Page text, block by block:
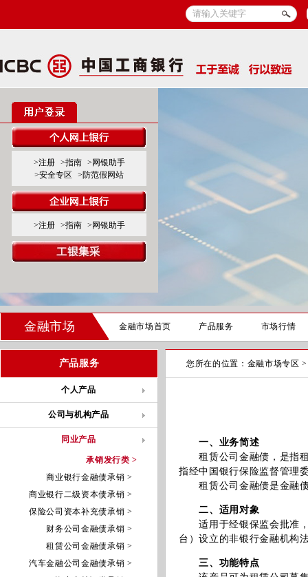
>注册 >指南
>网银助手
>安全专区
>防范假网站
>注册 >指南 >网银助手
金融市场 金融市场首页 产品服务 市场行情
产品服务
个人产品
公司与机构产品
同业产品
承销发行类 >
商业银行金融债承销 >
商业银行二级资本债承销 >
保险公司资本补充债承销 >
财务公司金融债承销 >
租赁公司金融债承销 >
汽车金融公司金融债承销 >
您所在的位置： 金融市场专区
一、业务简述
租赁公司金融债，是指租
指经中国银行保险监督管理
租赁公司金融债是金融债
二、适用对象
适用于经银保监会批准，
台）设立的非银行金融机构
三、功能特点